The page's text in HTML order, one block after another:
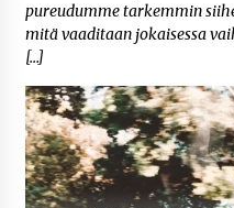
pureudumme tarkemmin
mitä vaaditaan jokaisessa
[…]